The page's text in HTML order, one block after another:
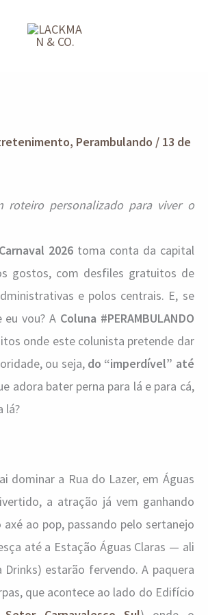
, Perambulando / 13 de
roteiro personalizado para viver o
Carnaval 2026toma conta da capital
gostos, com desfiles gratuitos de
e polos centrais. E, se
vou? A Coluna #PERAMBULANDO
onde este colunista pretende dar
ou seja, do “imperdível” até
adora bater perna para lá e para cá,
lá?
dominar a Rua do Lazer, em Águas
a atração já vem ganhando
ao pop, passando pelo sertanejo
até a Estação Águas Claras — ali
estarão fervendo. A paquera
que acontece ao lado do Edifício